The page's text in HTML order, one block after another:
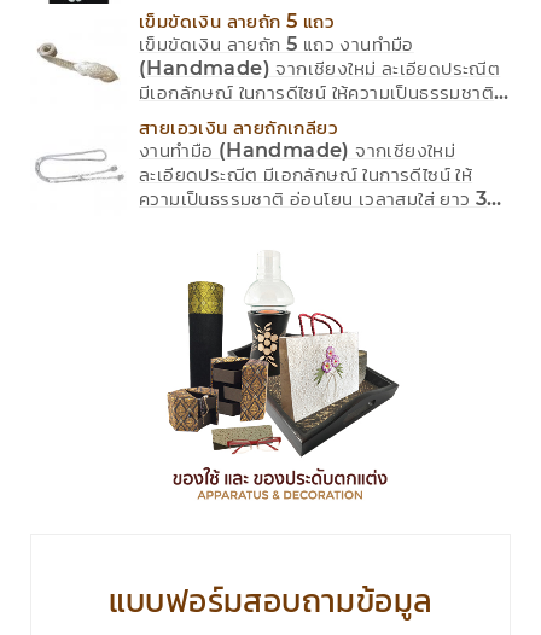
ค้นหา และเสริมความเป็นเอกลักษณ์ในตัวเอง
Choker Roses Silver ประกอบด้วย โชค
เกอร์ และจี้เซตดอกกุหลาบ งานทำมือ
(Handmade) จากเชียงใหม่ มีใบการันตีสินต้า
เข็มขัดเงิน ลายถัก 5 แถว
เข็มขัดเงิน ลายถัก 5 แถว งานทำมือ
(Handmade) จากเชียงใหม่ ละเอียดประณีต
มีเอกลักษณ์ ในการดีไซน์ ให้ความเป็นธรรมชาติ
อ่อนโยน เวลาสมใส่ ยาว 32 นิ้ว กว้าง 2.5 ซม. มี
ใบการันตีสินต้า
สายเอวเงิน ลายถักเกลียว
งานทำมือ (Handmade) จากเชียงใหม่
ละเอียดประณีต มีเอกลักษณ์ ในการดีไซน์ ให้
ความเป็นธรรมชาติ อ่อนโยน เวลาสมใส่ ยาว 32